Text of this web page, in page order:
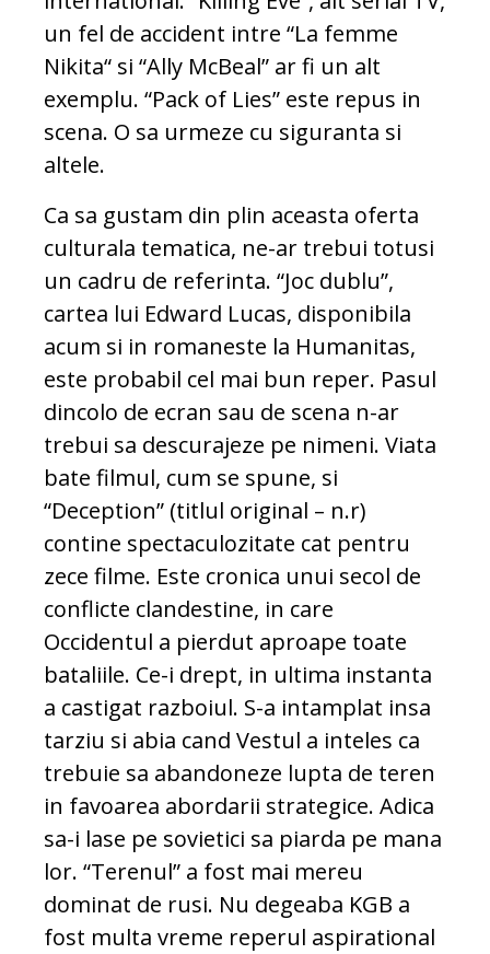
un fel de accident intre “La femme
Nikita“ si “Ally McBeal” ar fi un alt
exemplu. “Pack of Lies” este repus in
scena. O sa urmeze cu siguranta si
altele.
Ca sa gustam din plin aceasta oferta
culturala tematica, ne-ar trebui totusi
un cadru de referinta. “Joc dublu”,
cartea lui Edward Lucas, disponibila
acum si in romaneste la Humanitas,
este probabil cel mai bun reper. Pasul
dincolo de ecran sau de scena n-ar
trebui sa descurajeze pe nimeni. Viata
bate filmul, cum se spune, si
“Deception” (titlul original – n.r)
contine spectaculozitate cat pentru
zece filme. Este cronica unui secol de
conflicte clandestine, in care
Occidentul a pierdut aproape toate
bataliile. Ce-i drept, in ultima instanta
a castigat razboiul. S-a intamplat insa
tarziu si abia cand Vestul a inteles ca
trebuie sa abandoneze lupta de teren
in favoarea abordarii strategice. Adica
sa-i lase pe sovietici sa piarda pe mana
lor. “Terenul” a fost mai mereu
dominat de rusi. Nu degeaba KGB a
fost multa vreme reperul aspirational